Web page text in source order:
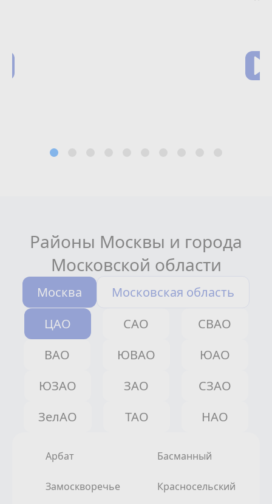
Районы Москвы и города
Московской области
Москва
Московская область
ЦАО
САО
СВАО
ВАО
ЮВАО
ЮАО
ЮЗАО
ЗАО
СЗАО
ЗелАО
ТАО НАО
Арбат Басманный
Замоскворечье Красносельский